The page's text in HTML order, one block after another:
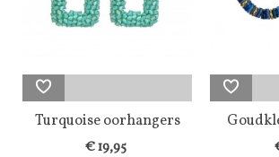
Turquoise oorhangers
met glas...
€ 19,95